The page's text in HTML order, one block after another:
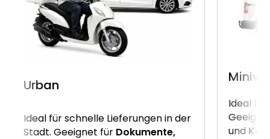
Urban
Ideal für schnelle Lieferungen in der
Stadt. Geeignet für Dokumente,
Ideal für
und